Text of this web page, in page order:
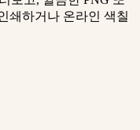
쇄하거나 온라인 색칠